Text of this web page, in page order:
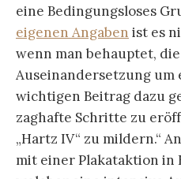
eine Bedingungsloses
eigenen Angaben ist es
wenn man behauptet,
Auseinandersetzung um
wichtigen Beitrag dazu
zaghafte Schritte zu
„Hartz IV“ zu mildern.“
mit einer Plakataktion in